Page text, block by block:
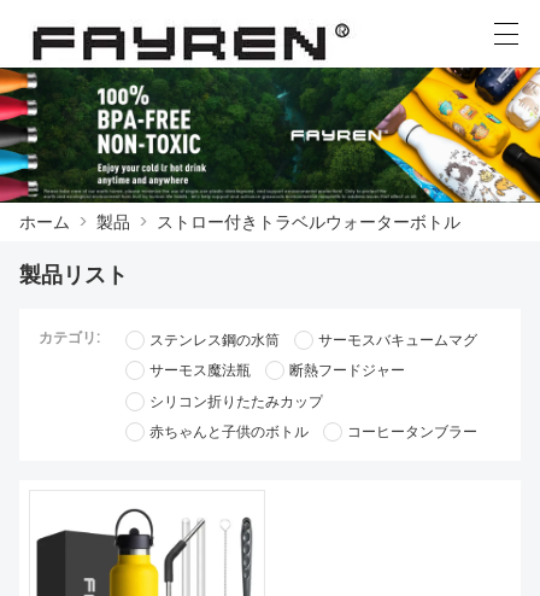
製品
ニュース
我々に連絡し
私たちについて
العربية Deutsch Ελληνική γλώσσα English
ホーム > 製品 > ストロー付きトラベルウォーターボトル
製品リスト
カテゴリ: ステンレス鋼の水筒
サーモスバキュームマグ
サーモス魔法瓶
断熱フードジャー
シリコン折りたたみカップ
赤ちゃんと子供のボトル
コーヒータンブラー